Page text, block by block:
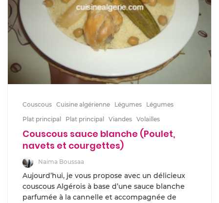
Couscous Cuisine algérienne Légumes
Légumes
Plat principal
Plat principal Viandes Volailles
Couscous sauce blanche (Poulet,
navets et courgettes)
Naima Boussaa
Aujourd’hui, je vous propose avec un délicieux
couscous Algérois à base d’une sauce blanche
parfumée à la cannelle et accompagnée de